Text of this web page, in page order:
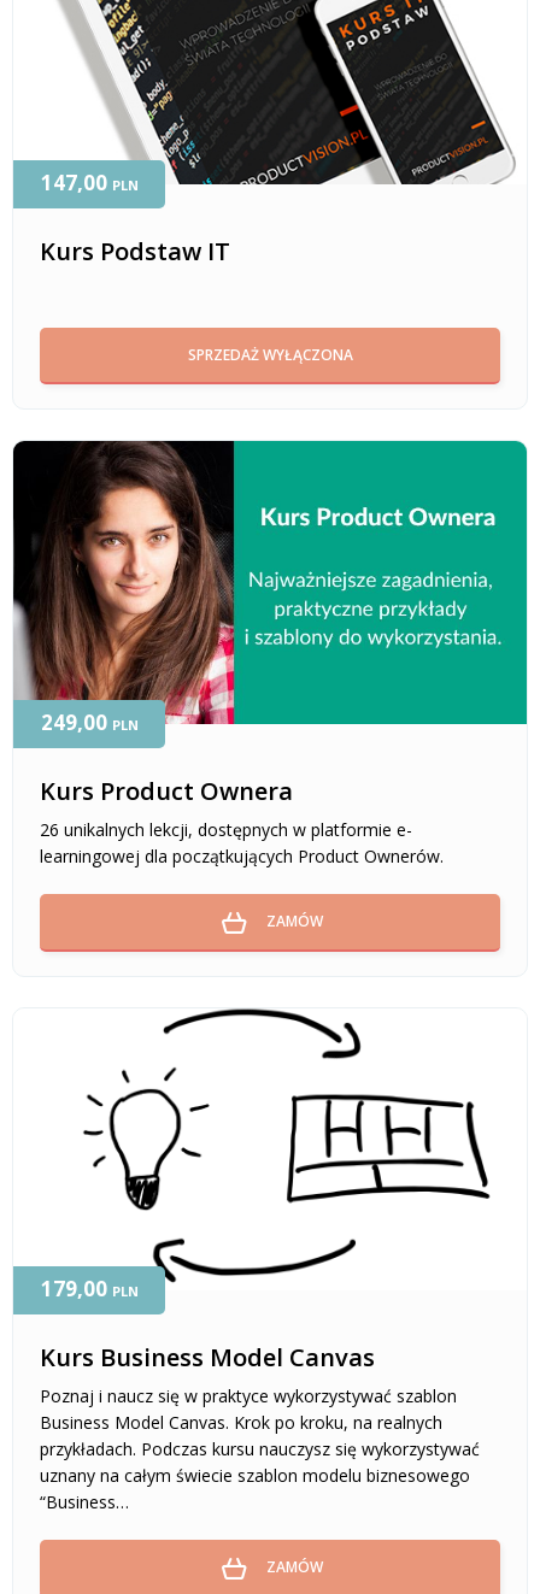
Kurs Podstaw IT
147,00 PLN
SPRZEDAŻ WYŁĄCZONA
Kurs Product Ownera
26 unikalnych lekcji, dostępnych w platformie e-
learningowej dla początkujących Product Ownerów.
249,00 PLN
ZAMÓW
Kurs Business Model Canvas
Poznaj i naucz się w praktyce wykorzystywać szablon
Business Model Canvas. Krok po kroku, na realnych
przykładach. Podczas kursu nauczysz się wykorzystywać
uznany na całym świecie szablon modelu biznesowego
“Business…
179,00 PLN
ZAMÓW